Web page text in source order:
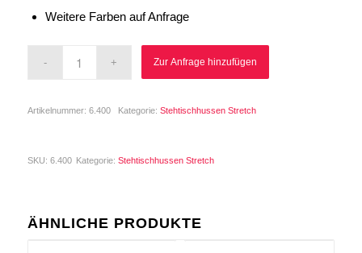
Weitere Farben auf Anfrage
Zur Anfrage hinzufügen
Artikelnummer: 6.400 Kategorie: Stehtischhussen Stretch
SKU: 6.400 Kategorie: Stehtischhussen Stretch
ÄHNLICHE PRODUKTE